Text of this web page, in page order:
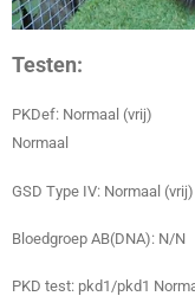
Testen:
PKDef: Normaal
Normaal
GSD Type IV:
Bloedgroep
PKD test: pkd1/pkd1